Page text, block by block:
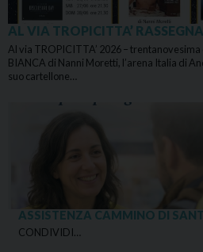
AL VIA TROPICITTA’
Al via TROPICITTA’ 2026 –
BIANCA di Nanni Moretti, l’arena Italia di
suo cartellone…
ASSISTENZA CAMMINO DI
CONDIVIDI…